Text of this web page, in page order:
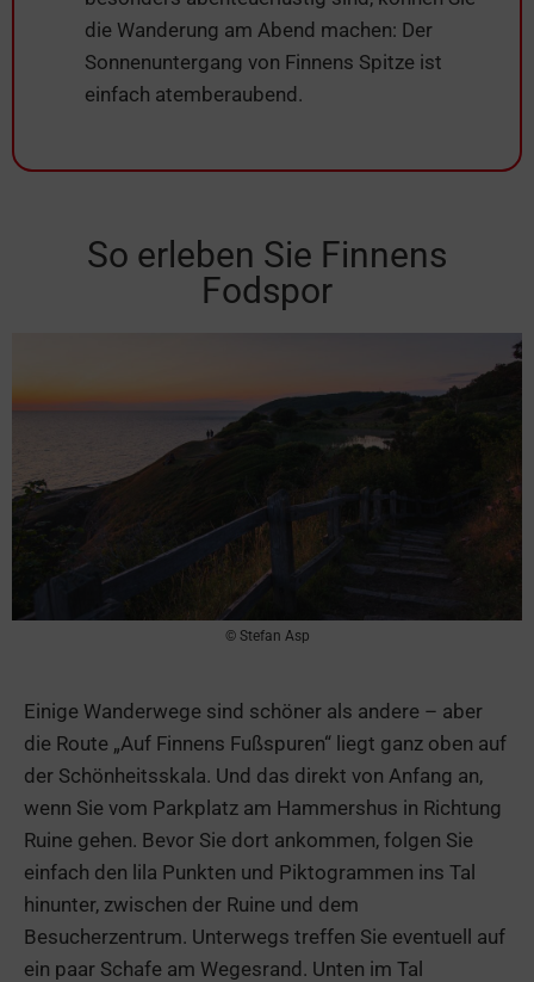
die Wanderung am Abend machen: Der
Sonnenuntergang von Finnens Spitze ist
einfach atemberaubend.
So erleben Sie Finnens
Fodspor
© Stefan Asp
Einige Wanderwege sind schöner als andere – aber
die Route „Auf Finnens Fußspuren“ liegt ganz oben auf
der Schönheitsskala. Und das direkt von Anfang an,
wenn Sie vom Parkplatz am Hammershus in Richtung
Ruine gehen. Bevor Sie dort ankommen, folgen Sie
einfach den lila Punkten und Piktogrammen ins Tal
hinunter, zwischen der Ruine und dem
Besucherzentrum. Unterwegs treffen Sie eventuell auf
ein paar Schafe am Wegesrand. Unten im Tal